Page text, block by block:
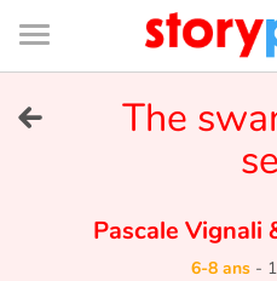
Connexion
Bibliothèque
de
page
Tester gratuitement
The
Pascale Vignali
6-8 ans-